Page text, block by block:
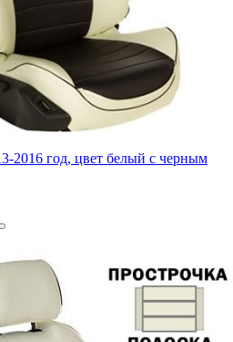
2016 год, цвет белый с черным